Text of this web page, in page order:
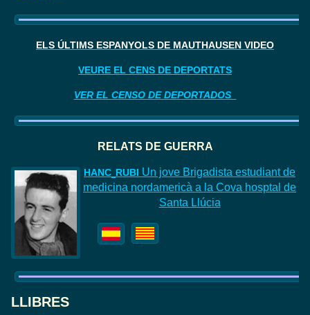
ELS ÚLTIMS ESPANYOLS DE MAUTHAUSEN VIDEO
VEURE EL CENS DE DEPORTATS
VER EL CENSO DE DEPORTADOS
RELATS DE GUERRA
HANC RUBI Un jove Brigadista estudiant de
medicina nordamericà a la Cova hosptal de
Santa Llúcia
LLIBRES